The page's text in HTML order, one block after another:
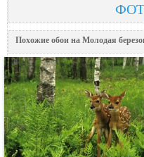
Похожие обои на Молодая